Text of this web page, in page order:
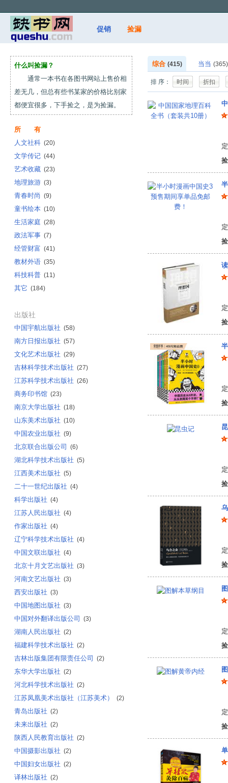
促销 捡漏
什么叫捡漏？
通常一本书在各图书网站上售价相
差无几，但总有些书某家的价格比别家
都便宜很多，下手捡之，是为捡漏。
所 有
人文社科 (20)
文学传记 (44)
艺术收藏 (23)
地理旅游 (3)
青春时尚 (9)
童书绘本 (10)
生活家庭 (28)
政法军事 (7)
经管财富 (41)
教材外语 (35)
科技科普 (11)
其它 (184)
出版社
中国宇航出版社 (58)
南方日报出版社 (57)
文化艺术出版社 (29)
吉林科学技术出版社 (27)
江苏科学技术出版社 (26)
商务印书馆 (23)
南京大学出版社 (18)
山东美术出版社 (10)
中国农业出版社 (9)
北京联合出版公司 (6)
湖北科学技术出版社 (5)
江西美术出版社 (5)
二十一世纪出版社 (4)
科学出版社 (4)
江苏人民出版社 (4)
作家出版社 (4)
辽宁科学技术出版社 (4)
中国文联出版社 (4)
北京十月文艺出版社 (3)
河南文艺出版社 (3)
西安出版社 (3)
中国地图出版社 (3)
中国对外翻译出版公司 (3)
湖南人民出版社 (2)
福建科学技术出版社 (2)
吉林出版集团有限责任公司 (2)
东华大学出版社 (2)
河北科学技术出版社 (2)
江苏凤凰美术出版社（江苏美术） (2)
青岛出版社 (2)
未来出版社 (2)
陕西人民教育出版社 (2)
中国摄影出版社 (2)
中国妇女出版社 (2)
译林出版社 (2)
综合 (415) 当当 (365)
排 序： 时间 折扣